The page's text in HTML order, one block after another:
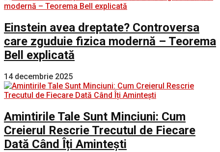
Einstein avea dreptate? Controversa
care zguduie fizica modernă – Teorema
Bell explicată
14 decembrie 2025
Amintirile Tale Sunt Minciuni: Cum
Creierul Rescrie Trecutul de Fiecare
Dată Când Îți Amintești